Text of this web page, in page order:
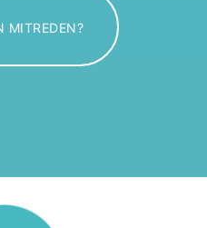
MITREDEN?